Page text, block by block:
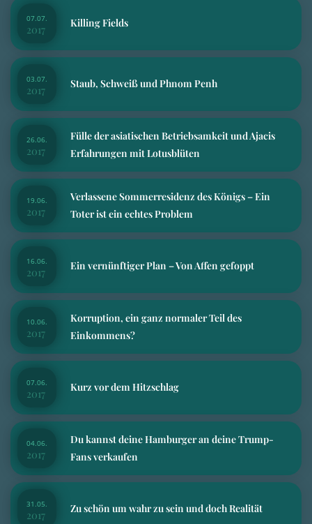
07.07.
2017 Killing Fields
03.07.
2017 Staub, Schweiß und Phnom Penh
26.06.
2017
Fülle der asiatischen Betriebsamkeit und Ajacis
Erfahrungen mit Lotusblüten
19.06.
2017
Verlassene Sommerresidenz des Königs – Ein
Toter ist ein echtes Problem
16.06.
2017 Ein vernünftiger Plan – Von Affen gefoppt
10.06.
2017
Korruption, ein ganz normaler Teil des
Einkommens?
07.06.
2017 Kurz vor dem Hitzschlag
04.06.
2017
Du kannst deine Hamburger an deine Trump-
Fans verkaufen
31.05.
2017 Zu schön um wahr zu sein und doch Realität